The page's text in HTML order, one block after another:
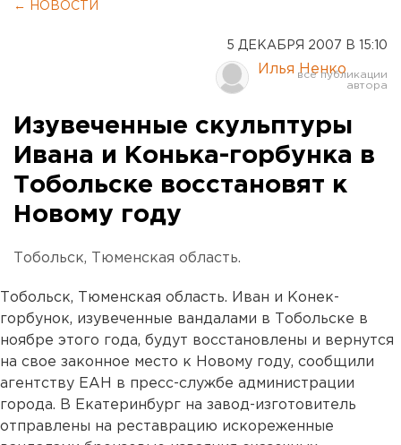
← НОВОСТИ
5 ДЕКАБРЯ 2007 В 15:10
Илья Ненко
Изувеченные скульптуры
Ивана и Конька-горбунка в
Тобольске восстановят к
Новому году
Тобольск, Тюменская область.
Тобольск, Тюменская область. Иван и Конек-
горбунок, изувеченные вандалами в Тобольске в
ноябре этого года, будут восстановлены и вернутся
на свое законное место к Новому году, сообщили
агентству ЕАН в пресс-службе администрации
города. В Екатеринбург на завод-изготовитель
отправлены на реставрацию искореженные